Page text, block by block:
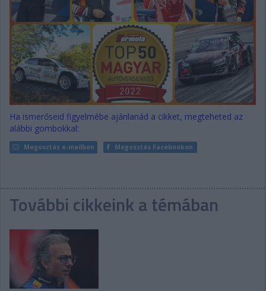
Ha ismerőseid figyelmébe ajánlanád a cikket, megteheted az
alábbi gombokkal:
Megosztás e-mailben Megosztás Facebookon
További cikkeink a témában